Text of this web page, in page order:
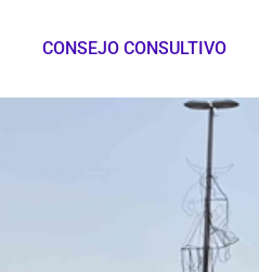
CONSEJO CONSULTIVO